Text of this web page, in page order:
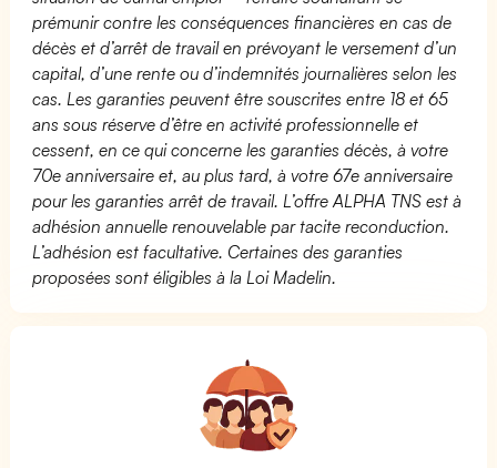
prémunir contre les conséquences financières en cas de
décès et d’arrêt de travail en prévoyant le versement d’un
capital, d’une rente ou d’indemnités journalières selon les
cas. Les garanties peuvent être souscrites entre 18 et 65
ans sous réserve d’être en activité professionnelle et
cessent, en ce qui concerne les garanties décès, à votre
70e anniversaire et, au plus tard, à votre 67e anniversaire
pour les garanties arrêt de travail. L’offre ALPHA TNS est à
adhésion annuelle renouvelable par tacite reconduction.
L’adhésion est facultative. Certaines des garanties
proposées sont éligibles à la Loi Madelin.